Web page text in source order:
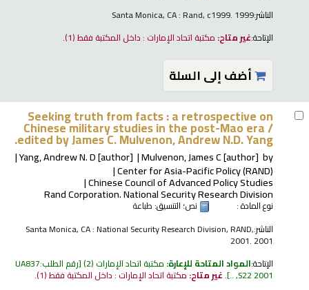
الناشر:Santa Monica, CA : Rand, c1999. 1999
الإتاحة:غير متاح: مكتبة اتحاد الإمارات : داخل المكتبة فقط(1).
أضف إلى السلة
Seeking truth from facts : a retrospective on
Chinese military studies in the post-Mao era /
edited by James C. Mulvenon, Andrew N.D. Yang.
by
Mulvenon, James C[author]
Yang, Andrew N. D[author]
Center for Asia-Pacific Policy (RAND)
Chinese Council of Advanced Policy Studies
Rand Corporation. National Security Research Division
نوع المادة : نص؛ التنسيق: طباعة
الناشر:Santa Monica, CA : National Security Research Division, RAND,
2001. 2001
الإتاحة:المواد المتاحة للإعارة: مكتبة اتحاد الإمارات (2) رقم الطلب:UA837
S22 2001, ..
.غير متاح:مكتبة اتحاد الإمارات : داخل المكتبة فقط(1).